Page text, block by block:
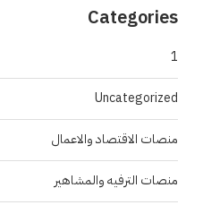
Categories
1
Uncategorized
منصات الاقتصاد والاعمال
منصات الترفيه والمشاهير